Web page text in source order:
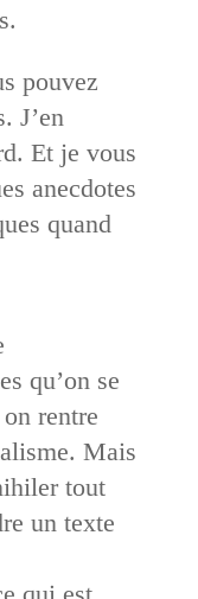
pouvez
J’en
Et je vous
anecdotes
quand
qu’on se
rentre
Mais
tout
un texte